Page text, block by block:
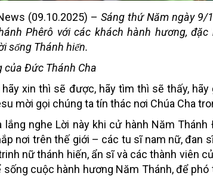
(09.10.2025) –Sáng thứ Năm ngày 9/
Phêrô với các khách hành hương,
sống Thánh hiến.
của Đức Thánh Cha
hãy xin thì sẽ được, hãy tìm thì sẽ thấy,
mời gọi chúng ta tín thác nơi Chúa Cha
lắng nghe Lời này khi cử hành Năm
nơi trên thế giới – các tu sĩ nam nữ, đan
nữ thánh hiến, ẩn sĩ và các thành viên
sống cuộc hành hương Năm Thánh, để